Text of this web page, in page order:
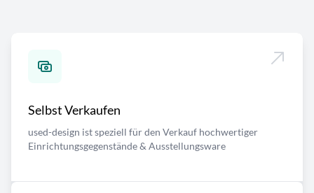
Selbst Verkaufen
used-design ist speziell für den Verkauf hochwertiger
Einrichtungsgegenstände & Ausstellungsware